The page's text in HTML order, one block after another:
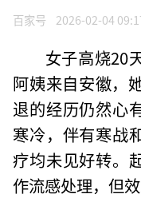
百家号 2026-02-04
女子高烧20
阿姨来自安徽，
退的经历仍然心
寒冷，伴有寒战
疗均未见好转。
作流感处理，但效